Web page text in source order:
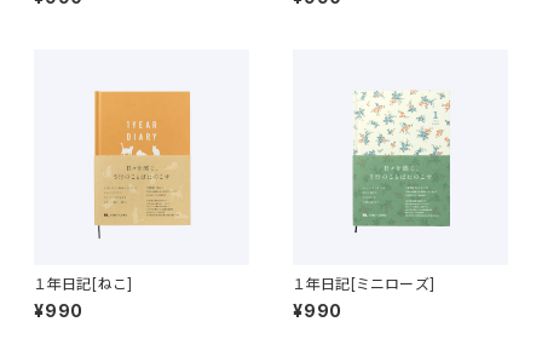
１年日記[ねこ]
¥990
１年日記[ミニローズ]
¥990